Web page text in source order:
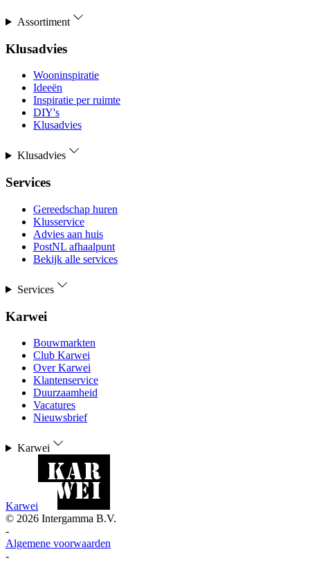
Assortiment
Klusadvies
Wooninspiratie
Ideeën
Inspiratie per ruimte
DIY's
Klusadvies
Klusadvies
Services
Gereedschap huren
Klusservice
Advies aan huis
PostNL afhaalpunt
Bekijk alle services
Services
Karwei
Bouwmarkten
Club Karwei
Over Karwei
Klantenservice
Duurzaamheid
Vacatures
Nieuwsbrief
Karwei
Karwei
© 2026 Intergamma B.V.
-
Algemene voorwaarden
-